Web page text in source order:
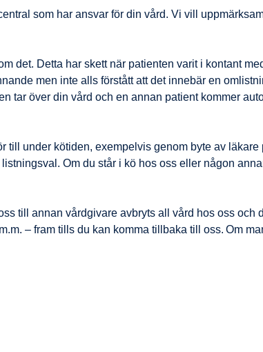
som har ansvar för din vård. Vi vill
det. Detta har skett när patienten varit i kontant
men inte alls förstått att det innebär en
tar över din vård och en annan patient kommer
till under kötiden, exempelvis genom byte av läkare
Om du står i kö hos oss eller någon
till annan vårdgivare avbryts all vård hos oss och
– fram tills du kan komma tillbaka till oss. Om